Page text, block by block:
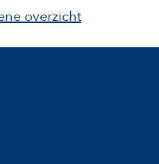
overzicht